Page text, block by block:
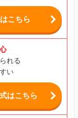
こちら
れる
い
はこちら